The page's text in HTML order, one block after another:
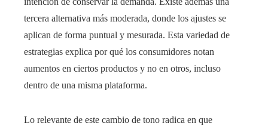
tercera alternativa más moderada, donde los ajustes se
aplican de forma puntual y mesurada. Esta variedad de
estrategias explica por qué los consumidores notan
aumentos en ciertos productos y no en otros, incluso
dentro de una misma plataforma.
Lo relevante de este cambio de tono radica en que